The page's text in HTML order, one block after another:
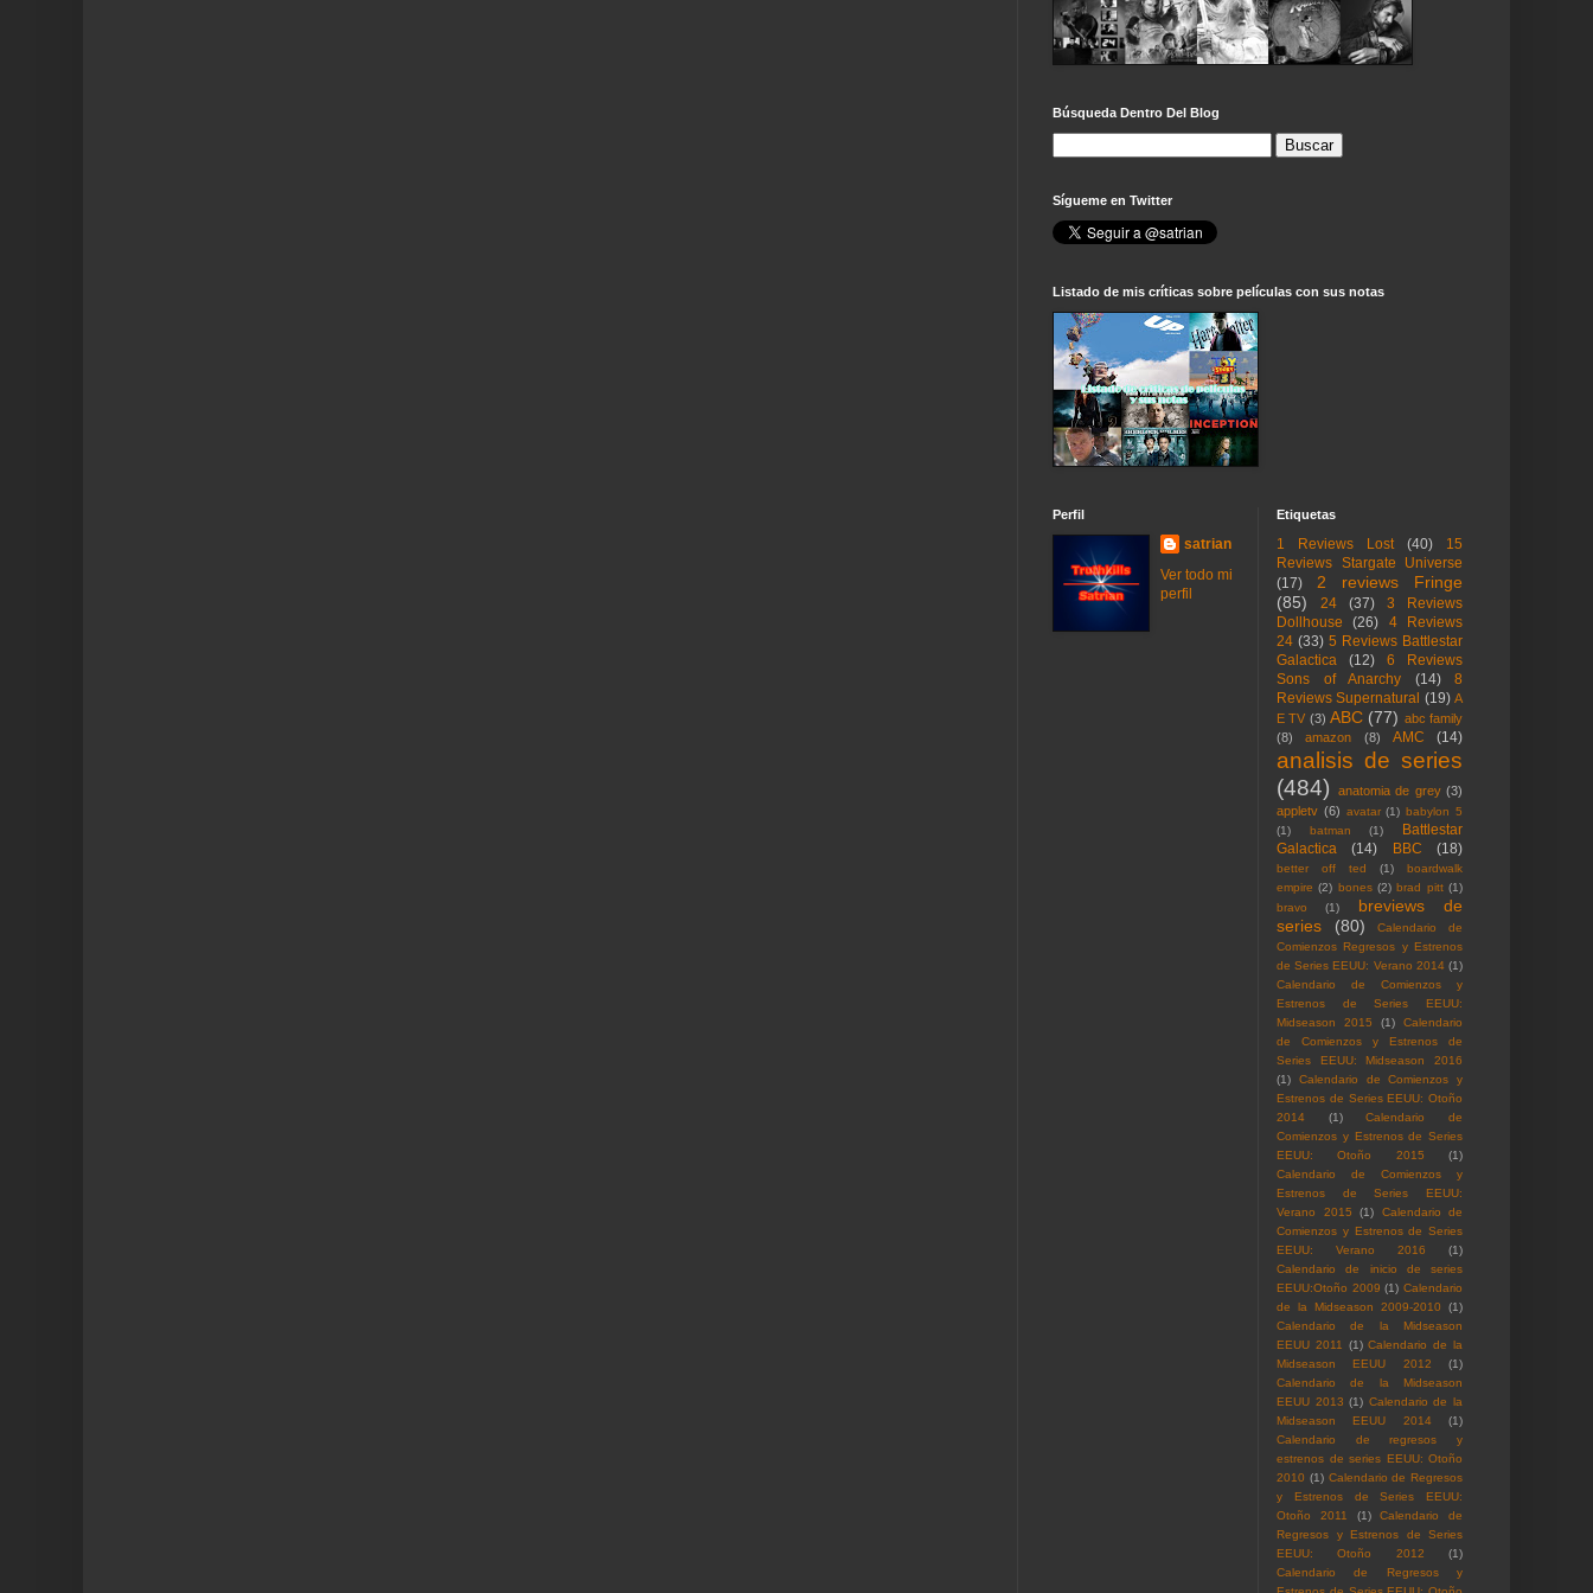
Búsqueda Dentro Del Blog
Sígueme en Twitter
Listado de mis críticas sobre películas con sus notas
Perfil
satrian
Ver todo mi
perfil
Etiquetas
1 Reviews Lost (40)
15
Reviews Stargate Universe
(17)
2 reviews Fringe
(85)
24 (37)
3 Reviews
Dollhouse
(26)
4 Reviews
24 (33) 5 Reviews Battlestar
Galactica
(12)
6 Reviews
Sons of Anarchy
(14)
8
Reviews Supernatural (19) A
E TV (3) ABC (77) abc family
(8)
amazon (8) AMC (14)
analisis de series
(484)
anatomia de grey (3)
appletv (6) avatar (1) babylon 5
(1)
batman (1)
Battlestar
Galactica
(14) BBC (18)
better off ted (1)
boardwalk
empire (2) bones (2) brad pitt (1)
bravo
(1)
breviews de
series
(80)
Calendario de
Comienzos Regresos y Estrenos
de Series EEUU: Verano 2014 (1)
Calendario de Comienzos y
Estrenos de Series EEUU:
Midseason 2015
(1)
Calendario
de Comienzos y Estrenos de
Series EEUU: Midseason 2016
(1)
Calendario de Comienzos y
Estrenos de Series EEUU: Otoño
2014
(1)
Calendario de
Comienzos y Estrenos de Series
EEUU: Otoño 2015
(1)
Calendario de Comienzos y
Estrenos de Series EEUU:
Verano 2015
(1)
Calendario de
Comienzos y Estrenos de Series
EEUU: Verano 2016
(1)
Calendario de inicio de series
EEUU:Otoño 2009 (1) Calendario
de la Midseason 2009-2010
(1)
Calendario de la Midseason
EEUU 2011 (1) Calendario de la
Midseason EEUU 2012
(1)
Calendario de la Midseason
EEUU 2013 (1) Calendario de la
Midseason EEUU 2014
(1)
Calendario de regresos y
estrenos de series EEUU: Otoño
2010 (1) Calendario de Regresos
y Estrenos de Series EEUU:
Otoño 2011
(1)
Calendario de
Regresos y Estrenos de Series
EEUU: Otoño 2012
(1)
Calendario de Regresos y